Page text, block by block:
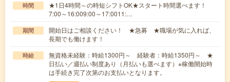
時間
★1日4時間～の時短シフトOK★スタート時間選べます！
7:00～16:009:00～17:0011:…
期間
開始日はご相談ください！ ★急募 ★職場が気に入れば、
長期でも働けます！
時給
無資格未経験：時給1300円～ 経験者：時給1350円～ ★
日払い／週払い制度あり（月払いも選べます）※稼働開始時
は手続き完了次第のお支払いとなります。